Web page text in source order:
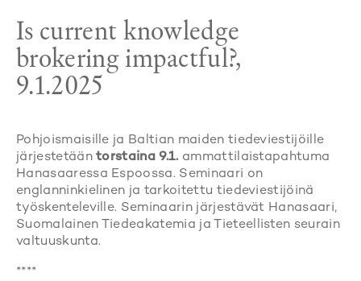
Is current knowledge
brokering impactful?,
9.1.2025
Pohjoismaisille ja Baltian maiden tiedeviestijöille
järjestetääntorstaina 9.1.ammattilaistapahtuma
Hanasaaressa Espoossa. Seminaari on
englanninkielinen ja tarkoitettu tiedeviestijöinä
työskenteleville. Seminaarin järjestävät Hanasaari,
Suomalainen Tiedeakatemia ja Tieteellisten seurain
valtuuskunta.
****